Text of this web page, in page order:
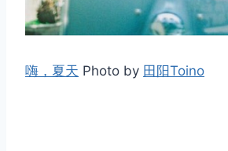
嗨，夏天 Photo by 田阳Toino